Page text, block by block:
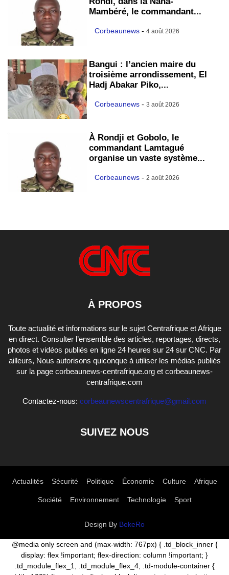
Mambéré, le commandant...
Corbeaunews - 4 août 2026
Bangui : l’ancien maire du
troisième arrondissement, El
Hadj Abakar Piko,...
Corbeaunews - 3 août 2026
À Rondji et Gobolo, le
commandant Lamtagué
organise un vaste système...
Corbeaunews - 2 août 2026
À PROPOS
Toute actualité et informations sur le sujet Centrafrique et Afrique
en direct. Consulter l’ensemble des articles, reportages, directs,
photos et vidéos publiés en ligne 24 heures sur 24 sur CNC. Par
ailleurs, Nous autorisons quiconque à utiliser les médias publiés
sur la page corbeaunews-centrafrique.org et corbeaunews-
centrafrique.com
Contactez-nous: corbeaunewscentrafrique@gmail.com
SUIVEZ NOUS
Actualités Sécurité Politique Économie Culture Afrique
Société Environnement Technologie Sport
Design By BekeRo
@media only screen and (max-width: 767px) { .td_block_inner {
display: flex !important; flex-direction: column !important; }
.td_module_flex_1, .td_module_flex_4, .td-module-container {